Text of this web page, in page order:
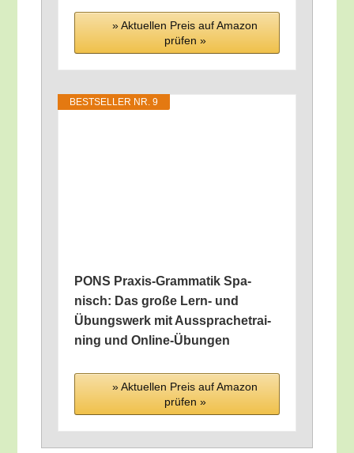
» Aktu­el­len Preis auf Ama­zon
prü­fen »
BEST­SEL­LER NR. 9
PONS Pra­xis-Gram­ma­tik Spa­
nisch: Das gro­ße Lern- und
Übungs­werk mit Aus­spra­che­trai­
ning und Online-Übungen
» Aktu­el­len Preis auf Ama­zon
prü­fen »